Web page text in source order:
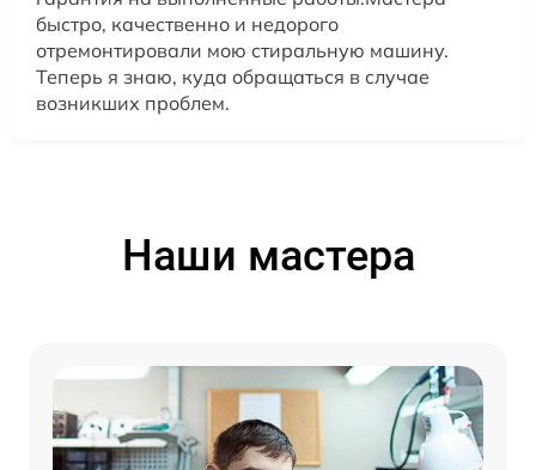
быстро, качественно и недорого
отремонтировали мою стиральную машину.
Теперь я знаю, куда обращаться в случае
возникших проблем.
Наши мастера